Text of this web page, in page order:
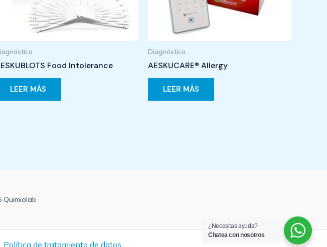
Food Intolerance
LEER MÁS
Diagnóstico
AESKUCARE® Allergy
LEER MÁS
Quimiolab
Política de tratamiento de datos
¿Necesitas ayuda?
Chatea con nosotros